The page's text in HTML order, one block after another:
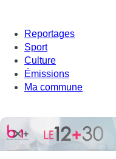
Reportages
Sport
Culture
Émissions
Ma commune